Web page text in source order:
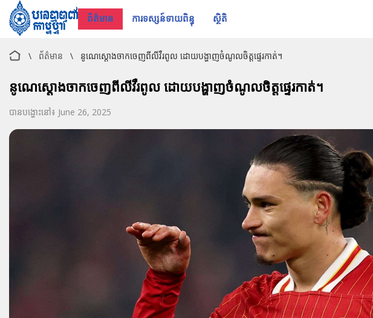
ព័ត៌មាន ការទស្សន៍ទាយពិន្ទុ ស្ថិតិ
\ ព័ត៌មាន \ នូណេស្តោងចាកចេញពីលីវឺរពូល ដោយបង្ហាញចំណូលចិត្តផ្ទេរកាត់។
នូណេស្តោងចាកចេញពីលីវឺរពូល ដោយបង្ហាញចំណូលចិត្តផ្ទេរកាត់។
បានបង្ហោះនៅ៖ June 26, 2025